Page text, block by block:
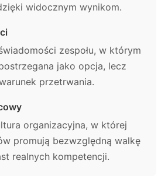
widocznym wynikom.
zespołu, w którym
jako opcja, lecz
przetrwania.
organizacyjna, w której
promują bezwzględną walkę
realnych kompetencji.